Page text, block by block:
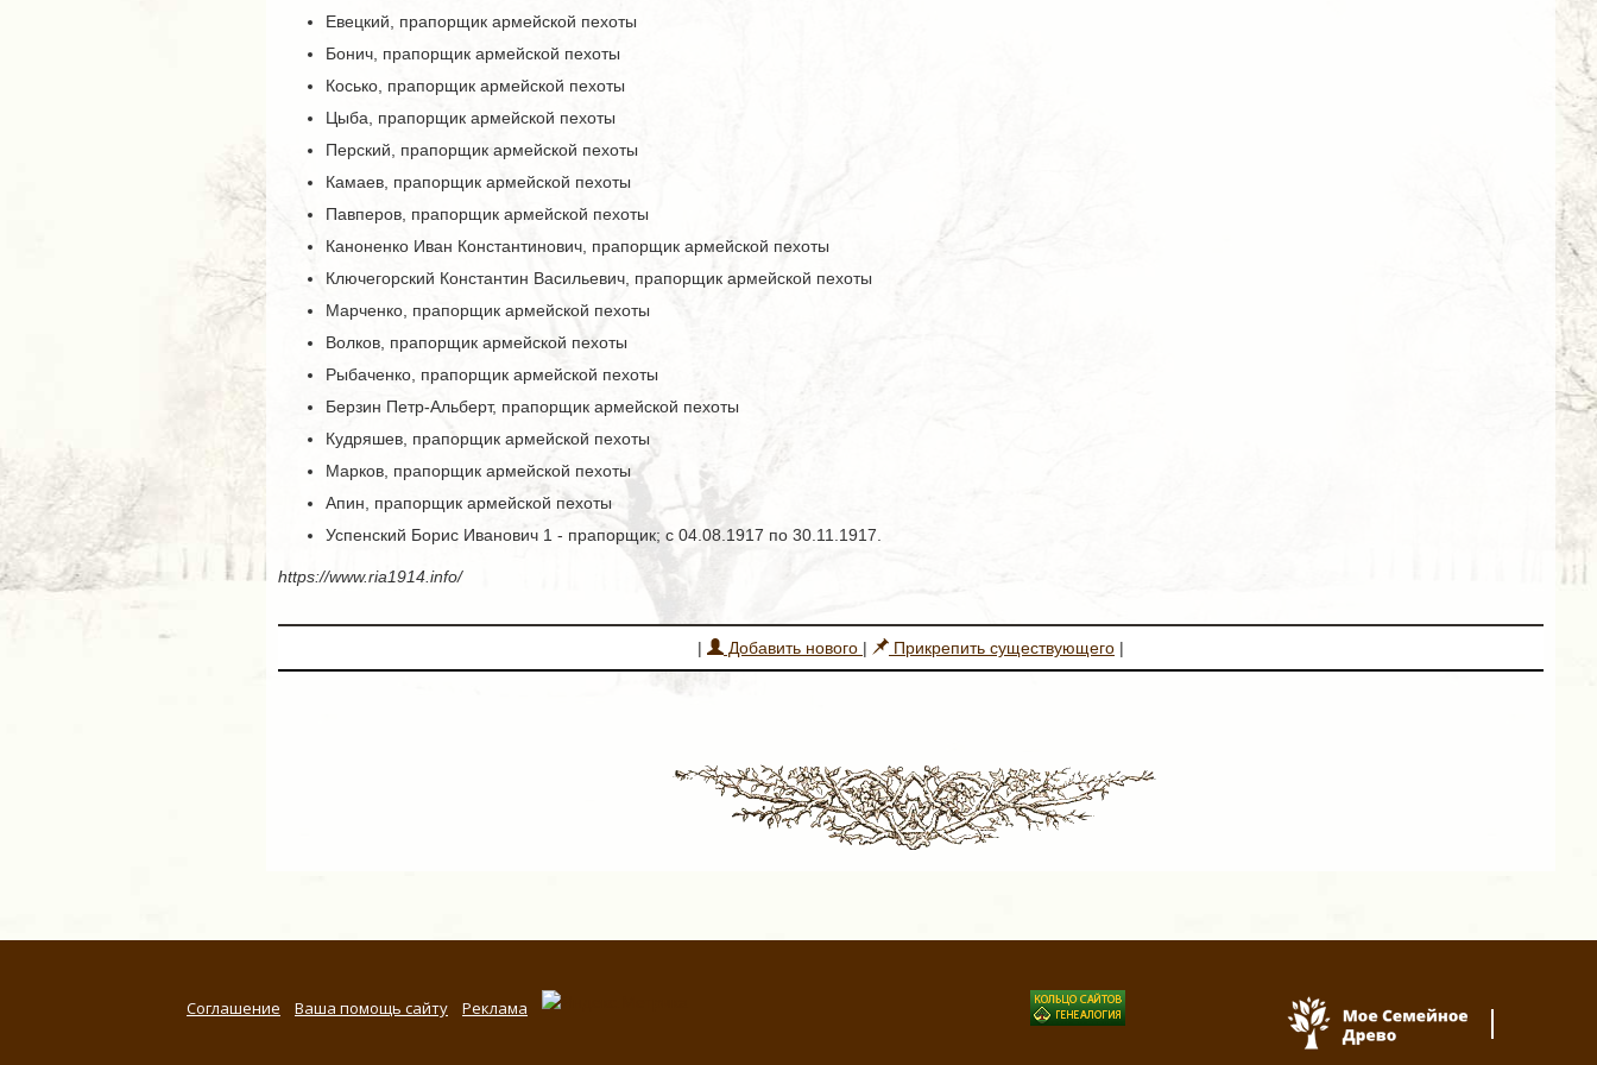
Евецкий, прапорщик армейской пехоты
Бонич, прапорщик армейской пехоты
Косько, прапорщик армейской пехоты
Цыба, прапорщик армейской пехоты
Перский, прапорщик армейской пехоты
Камаев, прапорщик армейской пехоты
Павперов, прапорщик армейской пехоты
Каноненко Иван Константинович, прапорщик армейской пехоты
Ключегорский Константин Васильевич, прапорщик армейской пехоты
Марченко, прапорщик армейской пехоты
Волков, прапорщик армейской пехоты
Рыбаченко, прапорщик армейской пехоты
Берзин Петр-Альберт, прапорщик армейской пехоты
Кудряшев, прапорщик армейской пехоты
Марков, прапорщик армейской пехоты
Апин, прапорщик армейской пехоты
Успенский Борис Иванович 1 - прапорщик; с 04.08.1917 по 30.11.1917.
https://www.ria1914.info/
| Добавить нового | Прикрепить существующего |
Соглашение Ваша помощь сайту Реклама